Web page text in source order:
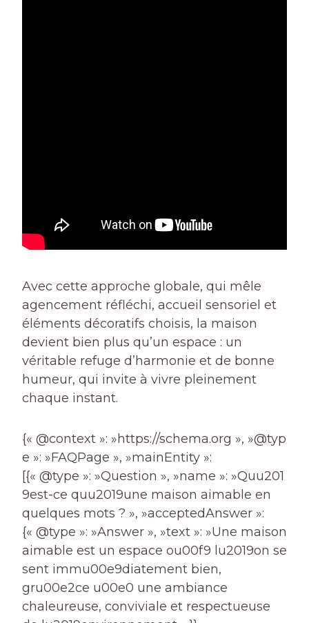
Avec cette approche globale, qui mêle
agencement réfléchi, accueil sensoriel et
éléments décoratifs choisis, la maison
devient bien plus qu’un espace : un
véritable refuge d’harmonie et de bonne
humeur, qui invite à vivre pleinement
chaque instant.
{« @context »: »https://schema.org », »@typ
e »: »FAQPage », »mainEntity »:
[{« @type »: »Question », »name »: »Quu201
9est-ce quu2019une maison aimable en
quelques mots ? », »acceptedAnswer »:
{« @type »: »Answer », »text »: »Une maison
aimable est un espace ou00f9 lu2019on se
sent immu00e9diatement bien,
gru00e2ce u00e0 une ambiance
chaleureuse, conviviale et respectueuse